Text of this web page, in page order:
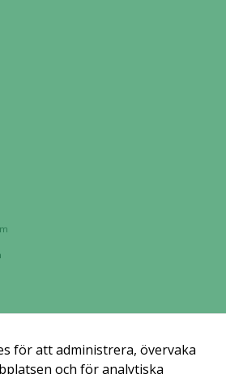
för att administrera, övervaka
och för analytiska